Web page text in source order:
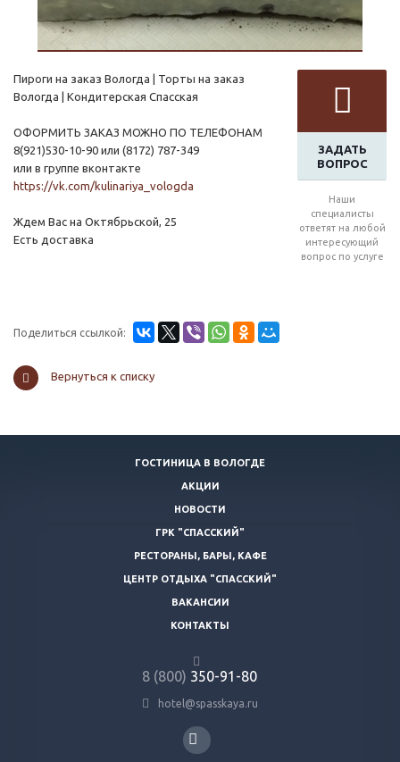
ЗАДАТЬ
ВОПРОС
Наши
специалисты
ответят на любой
интересующий
вопрос по услуге
Пироги на заказ Вологда | Торты на заказ
Вологда | Кондитерская Спасская
ОФОРМИТЬ ЗАКАЗ МОЖНО ПО ТЕЛЕФОНАМ
8(921)530-10-90 или (8172) 787-349
или в группе вконтакте
https://vk.com/kulinariya_vologda
Ждем Вас на Октябрьской, 25
Есть доставка
Поделиться ссылкой:
Вернуться к списку
ГОСТИНИЦА В ВОЛОГДЕ
АКЦИИ
НОВОСТИ
ГРК "СПАССКИЙ"
РЕСТОРАНЫ, БАРЫ, КАФЕ
ЦЕНТР ОТДЫХА "СПАССКИЙ"
ВАКАНСИИ
КОНТАКТЫ
8 (800) 350-91-80
hotel@spasskaya.ru